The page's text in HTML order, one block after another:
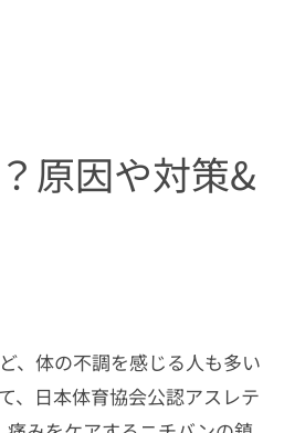
原因や対策&
、体の不調を感じる人も多い
、日本体育協会公認アスレテ